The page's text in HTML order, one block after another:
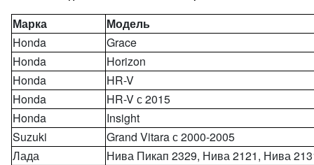
Марка
Модель
Honda
Grace
Honda
Horizon
Honda
HR-V
Honda
HR-V с 2015
Honda
Insight
Suzuki
Grand Vitara с 2000-2005
Лада
Нива Пикап 2329, Нива 2121, Нива